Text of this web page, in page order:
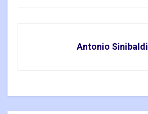
Antonio Sinibaldi